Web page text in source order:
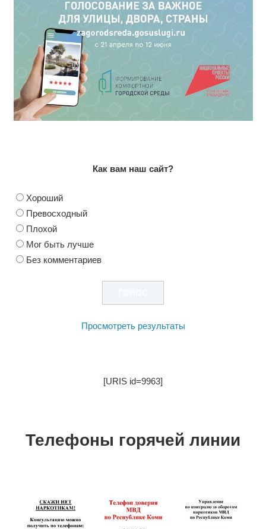
Как вам наш сайт?
Хороший
Превосходный
Плохой
Мог быть лучше
Без комментариев
Просмотреть результаты
[URIS id=9963]
Телефоны горячей линии